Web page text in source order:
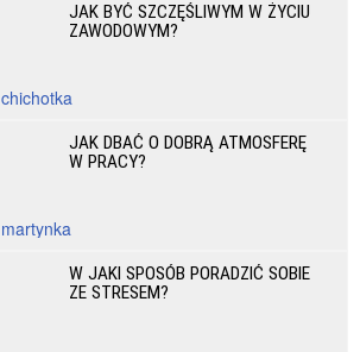
JAK BYĆ SZCZĘŚLIWYM W ŻYCIU
ZAWODOWYM?
chichotka
JAK DBAĆ O DOBRĄ ATMOSFERĘ
W PRACY?
martynka
W JAKI SPOSÓB PORADZIĆ SOBIE
ZE STRESEM?